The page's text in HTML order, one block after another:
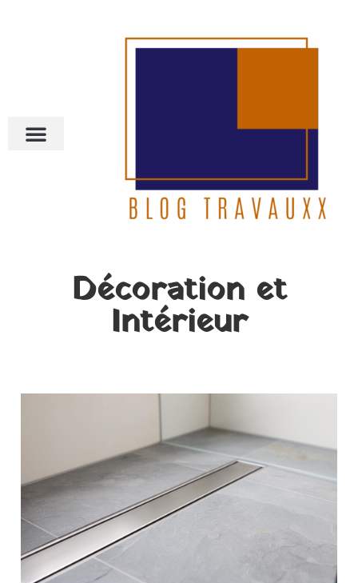
Décoration et
Intérieur